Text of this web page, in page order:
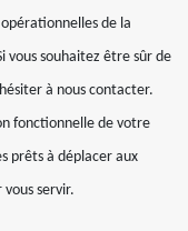
de la
vous souhaitez être sûr de
à nous contacter.
fonctionnelle de votre
prêts à déplacer aux
servir.